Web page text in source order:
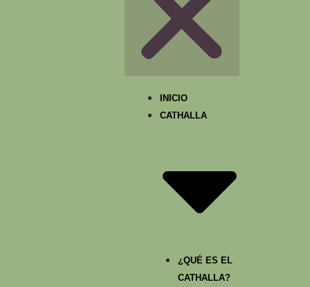
INICIO
CATHALLA
¿QUÉ ES EL
CATHALLA?